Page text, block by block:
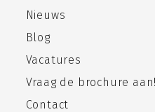
Nieuws
Blog
Vacatures
Vraag de brochure aan!
Contact